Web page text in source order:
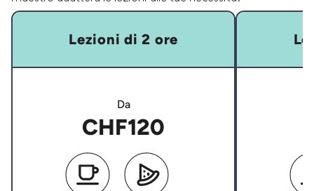
Lezioni di 2 ore
Da
CHF120